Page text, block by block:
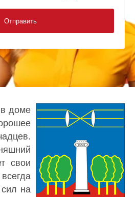
Отправить
доме
свои
на